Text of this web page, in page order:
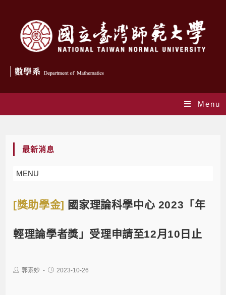
Menu
最新消息
MENU
[獎助學金] 國家理論科學中心 2023「年
輕理論學者獎」受理申請至12月10日止
郭素妙 2023-10-26